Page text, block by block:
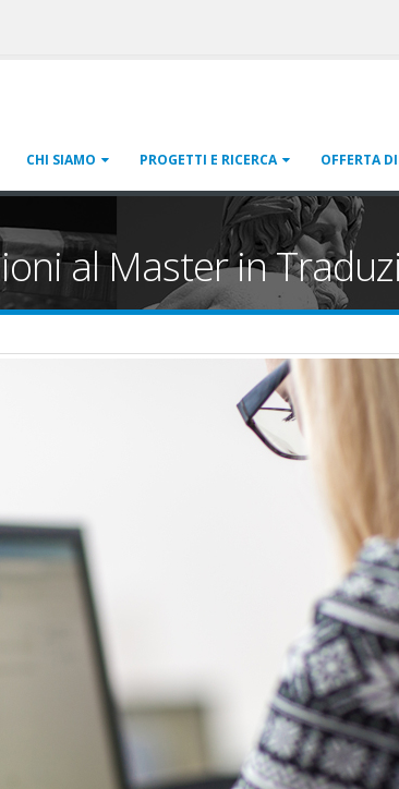
CHI SIAMO PROGETTI E RICERCA OFFERTA
al Master in